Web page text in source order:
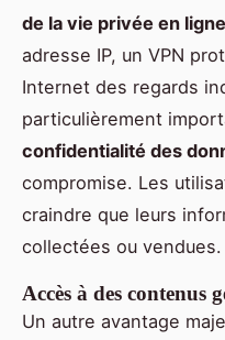
de la vie privée en ligne
adresse IP, un VPN
Internet des regards
particulièrement
confidentialité des
compromise. Les
craindre que leurs
collectées ou vendues.
Accès à des contenus
Un autre avantage